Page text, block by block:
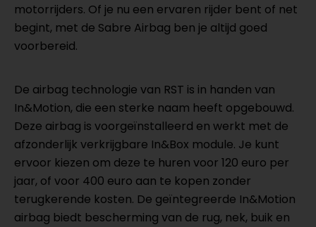
motorrijders. Of je nu een ervaren rijder bent of net
begint, met de Sabre Airbag ben je altijd goed
voorbereid.
De airbag technologie van RST is in handen van
In&Motion, die een sterke naam heeft opgebouwd.
Deze airbag is voorgeïnstalleerd en werkt met de
afzonderlijk verkrijgbare In&Box module. Je kunt
ervoor kiezen om deze te huren voor 120 euro per
jaar, of voor 400 euro aan te kopen zonder
terugkerende kosten. De geïntegreerde In&Motion
airbag biedt bescherming van de rug, nek, buik en